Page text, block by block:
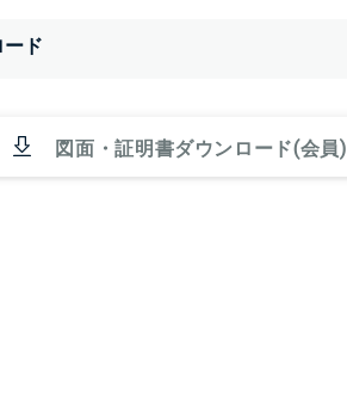
ド
図面・証明書ダウンロード(会員)